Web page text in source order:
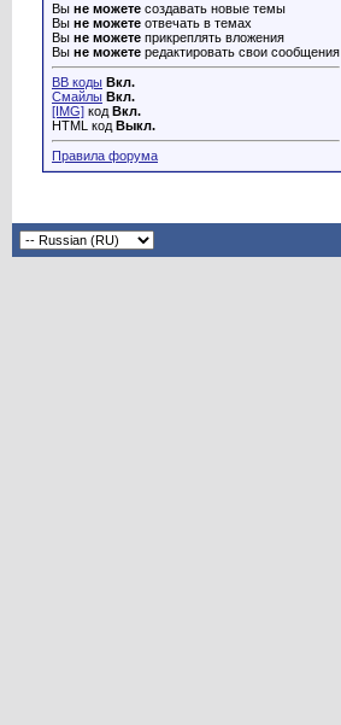
Вы не можете создавать новые темы
Вы не можете отвечать в темах
Вы не можете прикреплять вложения
Вы не можете редактировать свои сообщения
BB коды Вкл.
Смайлы Вкл.
[IMG] код Вкл.
HTML код Выкл.
Правила форума